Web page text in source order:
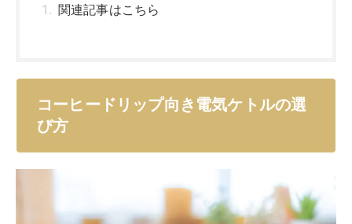
関連記事はこちら
コーヒードリップ向き電気ケトルの選
び方